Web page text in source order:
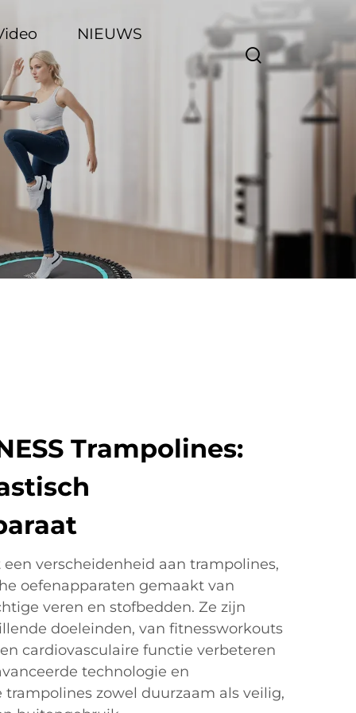
NIEUWS
Trampolines:
een verscheidenheid aan trampolines,
oefenapparaten gemaakt van
veren en stofbedden. Ze zijn
doeleinden, van fitnessworkouts
cardiovasculaire functie verbeteren
technologie en
zowel duurzaam als veilig,